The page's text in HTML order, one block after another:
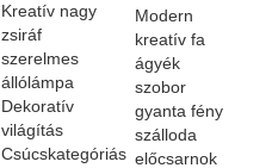
Kreatív nagy
zsiráf
szerelmes
állólámpa
Dekoratív
világítás
Csúcskategóriás
Modern
kreatív fa
ágyék
szobor
gyanta fény
szálloda
előcsarnok